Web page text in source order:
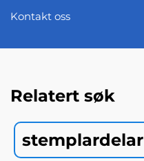
Kontakt oss
Relatert søk
stemplardelar